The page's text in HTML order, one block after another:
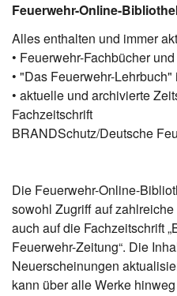
Feuerwehr-Online-
Alles enthalten und immer
• Feuerwehr-Fachbücher
• "Das Feuerwehr-
• aktuelle und archivierte
Fachzeitschrift
BRANDSchutz/Deutsche
Die Feuerwehr-Online-
sowohl Zugriff auf
auch auf die Fachzeitschrift
Feuerwehr-Zeitung“. Die
Neuerscheinungen
kann über alle Werke